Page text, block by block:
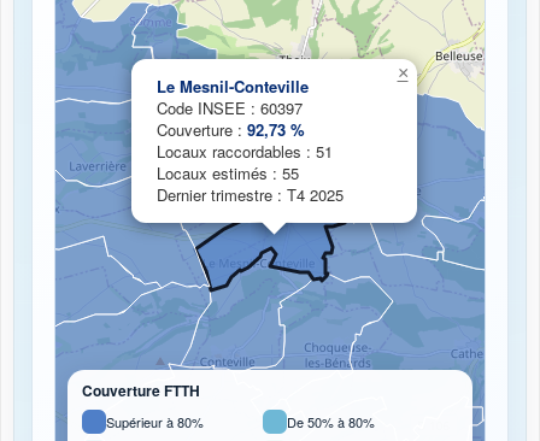
Chargement de la carte de couverture fibre...
Le Mesnil-Conteville
Code INSEE : 60397
Couverture : 92,73 %
Locaux raccordables : 51
Locaux estimés : 55
Dernier trimestre : T4 2025
×
Couverture FTTH
Supérieur à 80%
De 50% à 80%